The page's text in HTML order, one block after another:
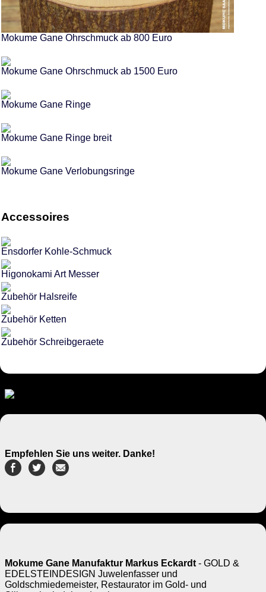
Mokume Gane Ohrschmuck ab 800 Euro
Mokume Gane Ohrschmuck ab 1500 Euro
Mokume Gane Ringe
Mokume Gane Ringe breit
Mokume Gane Verlobungsringe
Accessoires
Ensdorfer Kohle-Schmuck
Higonokami Art Messer
Zubehör Halsreife
Zubehör Ketten
Zubehör Schreibgeraete
Empfehlen Sie uns weiter. Danke!
Mokume Gane Manufaktur Markus Eckardt - GOLD &
EDELSTEINDESIGN Juwelenfasser und
Goldschmiedemeister, Restaurator im Gold- und